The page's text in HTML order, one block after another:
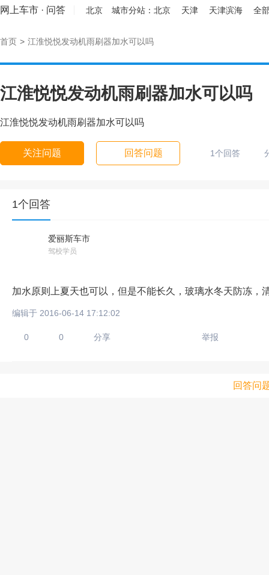
网上车市 · 问答 北京 城市分站： 北京 天津 天津滨海 全
首页 > 江淮悦悦发动机雨刷器加水可以吗
江淮悦悦发动机雨刷器加水可以吗
江淮悦悦发动机雨刷器加水可以吗
关注问题 回答问题 1个回答
1个回答
爱丽斯车市
驾校学员
加水原则上夏天也可以，但是不能长久，玻璃水冬天防冻，
编辑于 2016-06-14 17:12:02
0 0 分享 举报
回答问